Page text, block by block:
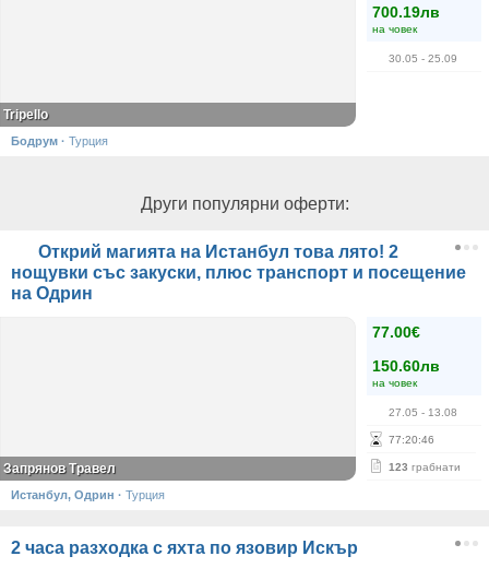
700.19лв
на човек
30.05 - 25.09
Tripello
Бодрум · Турция
Други популярни оферти:
Открий магията на Истанбул това лято! 2
нощувки със закуски, плюс транспорт и посещение
на Одрин
77.00€
150.60лв
на човек
27.05 - 13.08
77:20:45
123 грабнати
Запрянов Травел
Истанбул, Одрин · Турция
2 часа разходка с яхта по язовир Искър